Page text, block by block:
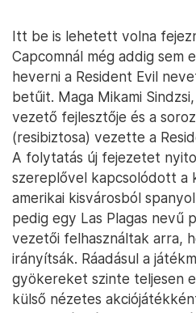
Itt be is lehetett volna
Capcomnál még addig sem
heverni a Resident Evil
betűit. Maga Mikami
vezető fejlesztője és a
(resibiztosa) vezette a
A folytatás új fejezetet
szereplővel kapcsolódott a
amerikai kisvárosból
pedig egy Las Plagas nevű
vezetői felhasználtak arra,
irányítsák. Ráadásul a
gyökereket szinte teljesen
külső nézetes